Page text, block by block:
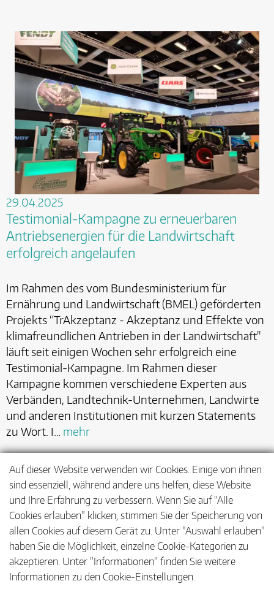
29.04.2025
Testimonial-Kampagne zu erneuerbaren
Antriebsenergien für die Landwirtschaft
erfolgreich angelaufen
Im Rahmen des vom Bundesministerium für
Ernährung und Landwirtschaft (BMEL) geförderten
Projekts “TrAkzeptanz - Akzeptanz und Effekte von
klimafreundlichen Antrieben in der Landwirtschaft"
läuft seit einigen Wochen sehr erfolgreich eine
Testimonial-Kampagne. Im Rahmen dieser
Kampagne kommen verschiedene Experten aus
Verbänden, Landtechnik-Unternehmen, Landwirte
und anderen Institutionen mit kurzen Statements
zu Wort. I… mehr
<
>
Auf dieser Website verwenden wir Cookies. Einige von ihnen
sind essenziell, während andere uns helfen, diese Website
und Ihre Erfahrung zu verbessern. Wenn Sie auf "Alle
Cookies erlauben" klicken, stimmen Sie der Speicherung von
allen Cookies auf diesem Gerät zu. Unter "Auswahl erlauben"
haben Sie die Möglichkeit, einzelne Cookie-Kategorien zu
akzeptieren. Unter "Informationen" finden Sie weitere
Informationen zu den Cookie-Einstellungen.